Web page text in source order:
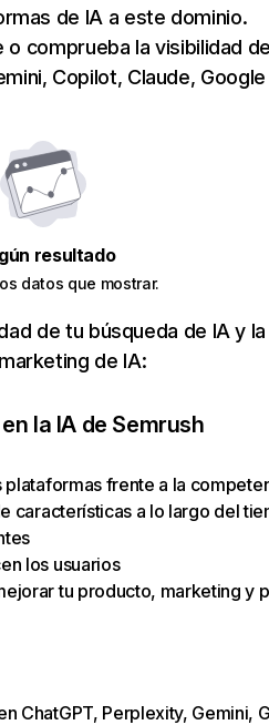
de IA a este dominio.
comprueba la visibilidad
Copilot, Claude,
resultado
datos que mostrar.
de tu búsqueda de IA y
de IA:
la IA de Semrush
frente a la
características a lo largo del
los usuarios
tu producto, marketing y
ChatGPT, Perplexity, Gemini,